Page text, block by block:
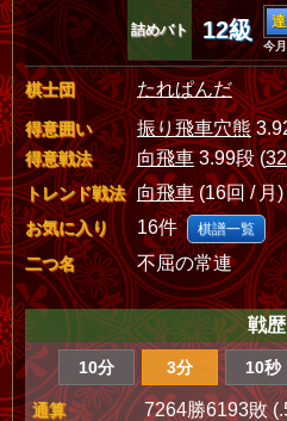
詰めバト 12級
今
棋士団 たれぱんだ
得意囲い 振り飛車穴熊
得意戦法 向飛車3.99段 (
トレンド戦法 向飛車(16回 / 月)
お気に入り 16件 棋譜一覧
二つ名 不屈の常連
戦歴
10分 3分 10秒
通算 7264勝6193敗